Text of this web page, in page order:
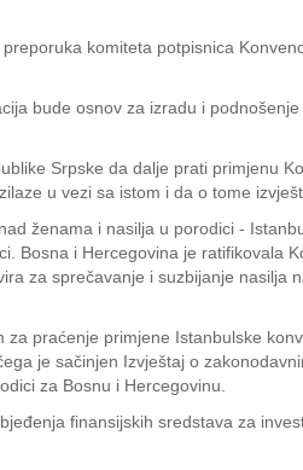
komiteta potpisnica
bude osnov za izradu i
Srpske da dalje prati primjenu
u vezi sa istom i da o tome
ženama i nasilja u porodici -
Bosna i Hercegovina je ratifikovala
za sprečavanje i suzbijanje nasilja
praćenje primjene Istanbulske
je sačinjen Izvještaj o
za Bosnu i Hercegovinu.
finansijskih sredstava za